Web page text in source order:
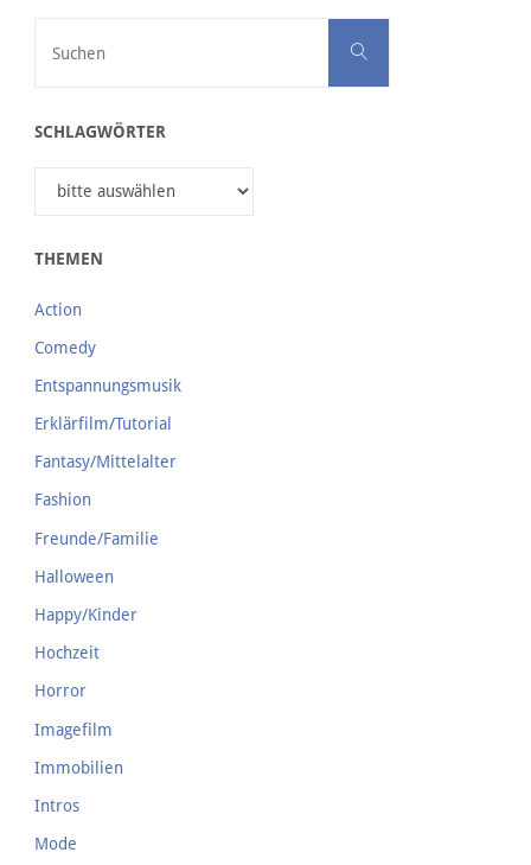
Suchen
SCHLAGWÖRTER
THEMEN
Action
Comedy
Entspannungsmusik
Erklärfilm/Tutorial
Fantasy/Mittelalter
Fashion
Freunde/Familie
Halloween
Happy/Kinder
Hochzeit
Horror
Imagefilm
Immobilien
Intros
Mode